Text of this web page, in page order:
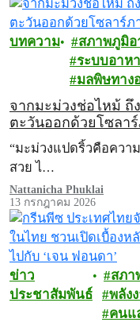
บทความ สภาพภูมิอ
ระบบอาห
มลพิษทาง
จากมะม่วงช่อไหม้ ถึ
ตะวันออกด้วยโซลา
“มะม่วงแปดริ้วคือควา
สวย ไ…
Nattanicha Phuklai
13 กรกฎาคม 2026
ข่าว
ประชาสัมพันธ์
สภา
พลัง
คนแ